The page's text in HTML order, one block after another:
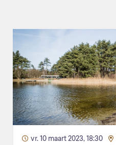
vr. 10 maart 2023, 18:30